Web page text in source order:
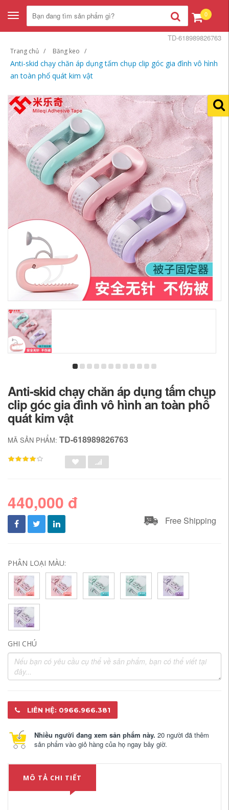
Toggle
navigation
0
Trang chủ Băng keo
Anti-skid chạy chăn áp dụng tấm chụp clip góc gia đình vô hình
an toàn phổ quát kim vật
TD-618989826763
Anti-skid chạy chăn áp dụng tấm chụp
clip góc gia đình vô hình an toàn phổ
quát kim vật
MÃ SẢN PHẨM: TD-618989826763
440,000 đ
Free Shipping
PHÂN LOẠI MÀU:
GHI CHÚ
LIÊN HỆ: 0966.966.381
Nhiều người đang xem sản phẩm này. 20 người đã thêm
sản phẩm vào giỏ hàng của họ ngay bây giờ.
MÔ TẢ CHI TIẾT